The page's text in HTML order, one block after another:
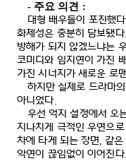
- 주요 의견 :
대형 배우들이 포진했다
화제성은 충분히 담보됐다.
방해가 되지 않겠느냐는
코미디와 임지연이 가진
가진 시너지가 새로운 로
하지만 실제로 드라마
아니었다.
우선 억지 설정에서 오
지나치게 극적인 우연으
차에 타게 되는 장면, 같
악연이 끊임없이 이어진다.